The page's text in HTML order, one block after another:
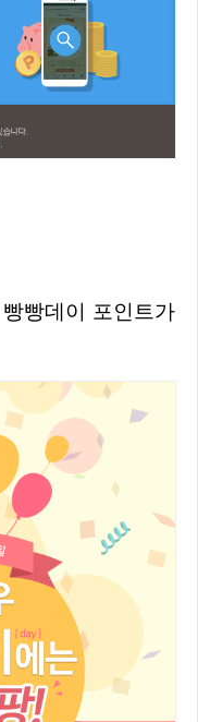
빵데이 포인트가